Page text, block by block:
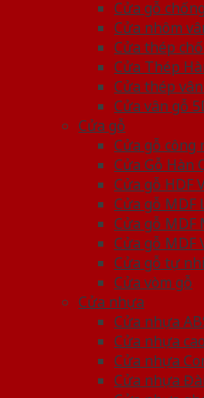
Cửa gỗ
Cửa nhôm
Cửa thép
Cửa Thép
Cửa thép
Cửa vân gỗ
Cửa gỗ
Cửa gỗ công
Cửa Gỗ Hàn
Cửa gỗ HDF
Cửa gỗ MDF
Cửa gỗ MDF
Cửa gỗ MDF
Cửa gỗ tự
Cửa vòm gỗ
Cửa nhựa
Cửa nhựa
Cửa nhựa
Cửa nhựa
Cửa nhựa